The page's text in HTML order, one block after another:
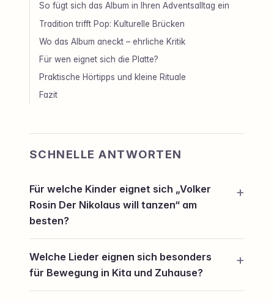
So fügt sich das Album in Ihren Adventsalltag ein
Tradition trifft Pop: Kulturelle Brücken
Wo das Album aneckt – ehrliche Kritik
Für wen eignet sich die Platte?
Praktische Hörtipps und kleine Rituale
Fazit
SCHNELLE ANTWORTEN
Für welche Kinder eignet sich „Volker
Rosin Der Nikolaus will tanzen“ am
besten?
Welche Lieder eignen sich besonders
für Bewegung in Kita und Zuhause?